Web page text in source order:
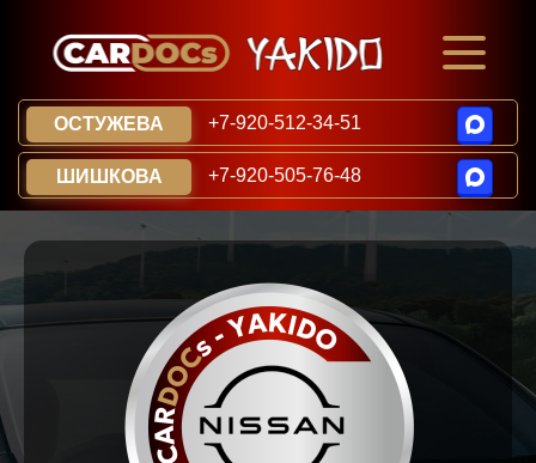
ОСТУЖЕВА +7-920-512-34-51
ШИШКОВА +7-920-505-76-48